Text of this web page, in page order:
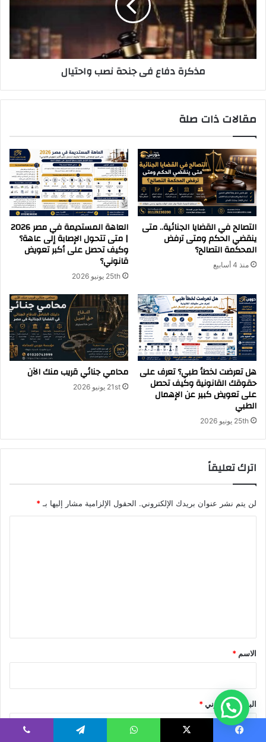
نصب
واحتيال
مذكرة دفاع فى جنحة نصب واحتيال
مقالات ذات صلة
التصالح في القضايا الجنائية.. متى
ينقضي الحكم ومتى ترفض
المحكمة التصالح؟
منذ 4 أسابيع
العاهة المستديمة في مصر 2026
| متى تتحول الإصابة إلى عاهة؟
وكيف تحصل على أكبر تعويض
قانوني؟
25th يونيو 2026
هل تعرضت لخطأ طبي؟ تعرف على
حقوقك القانونية وكيف تحصل
على تعويض كبير عن الإهمال
الطبي
25th يونيو 2026
محامي جنائي قريب منك الآن
21st يونيو 2026
اترك تعليقاً
لن يتم نشر عنوان بريدك الإلكتروني. الحقول الإلزامية مشار إليها بـ*
*
الاسم *
البريد الإلكتروني*